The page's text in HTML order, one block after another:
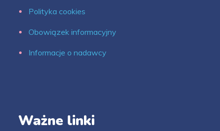
Polityka cookies
Obowiązek informacyjny
Informacje o nadawcy
Ważne linki